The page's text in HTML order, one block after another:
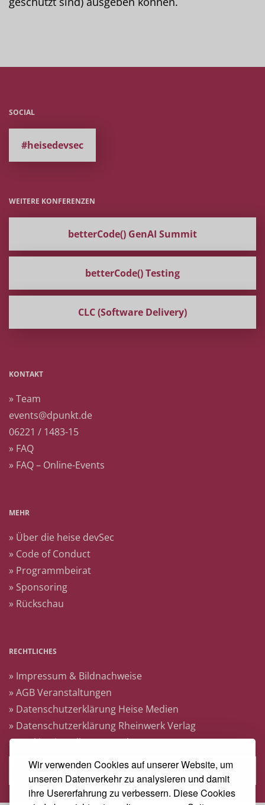
Wir verwenden Cookies auf unserer Website, um
unseren Datenverkehr zu analysieren und damit
ihre Usererfahrung zu verbessern. Diese Cookies
SOCIAL
#heisedevsec
WEITERE KONFERENZEN
betterCode() GenAI Summit
betterCode() Testing
CLC (Software Delivery)
KONTAKT
» Team
events@dpunkt.de
06221 / 1483-15
» FAQ
» FAQ – Online-Events
MEHR
» Über die heise devSec
» Code of Conduct
» Programmbeirat
» Sponsoring
» Rückschau
RECHTLICHES
» Impressum & Bildnachweise
» AGB Veranstaltungen
» Datenschutzerklärung Heise Medien
» Datenschutzerklärung Rheinwerk Verlag
» Cookie-Einstellungen ändern
» Vertrag widerrufen